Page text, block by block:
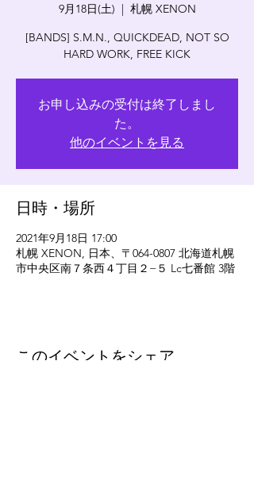
9月18日(土)
  |
札幌 XENON
[BANDS] S.M.N., QUICKDEAD, NOT SO
HARD WORK, FREE KICK
お申し込みの受付は終了しまし
た。
他のイベントを見る
日時・場所
2021年9月18日 17:00
札幌 XENON, 日本、〒064-0807 北海道札幌
市中央区南７条西４丁目２−５ Lc七番館 3階
このイベントをシェア